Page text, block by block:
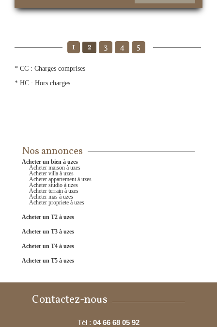
1 2 3 4 5
* CC : Charges comprises
* HC : Hors charges
Nos annonces
acheter un bien à uzes
acheter maison à uzes
acheter villa à uzes
acheter appartement à uzes
acheter studio à uzes
acheter terrain à uzes
acheter mas à uzes
acheter propriete à uzes
acheter un T2 à uzes
acheter un T3 à uzes
acheter un T4 à uzes
acheter un T5 à uzes
Contactez-nous
Tél : 04 66 68 05 92